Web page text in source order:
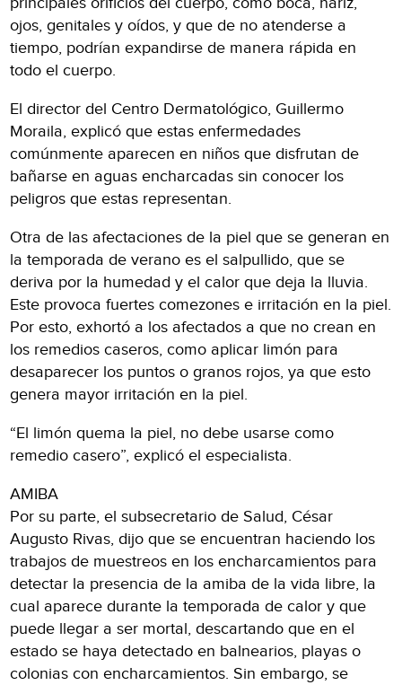
ojos, genitales y oídos, y que de no atenderse a
tiempo, podrían expandirse de manera rápida en
todo el cuerpo.
El director del Centro Dermatológico, Guillermo
Moraila, explicó que estas enfermedades
comúnmente aparecen en niños que disfrutan de
bañarse en aguas encharcadas sin conocer los
peligros que estas representan.
Otra de las afectaciones de la piel que se generan en
la temporada de verano es el salpullido, que se
deriva por la humedad y el calor que deja la lluvia.
Este provoca fuertes comezones e irritación en la piel.
Por esto, exhortó a los afectados a que no crean en
los remedios caseros, como aplicar limón para
desaparecer los puntos o granos rojos, ya que esto
genera mayor irritación en la piel.
“El limón quema la piel, no debe usarse como
remedio casero”, explicó el especialista.
AMIBA
Por su parte, el subsecretario de Salud, César
Augusto Rivas, dijo que se encuentran haciendo los
trabajos de muestreos en los encharcamientos para
detectar la presencia de la amiba de la vida libre, la
cual aparece durante la temporada de calor y que
puede llegar a ser mortal, descartando que en el
estado se haya detectado en balnearios, playas o
colonias con encharcamientos. Sin embargo, se